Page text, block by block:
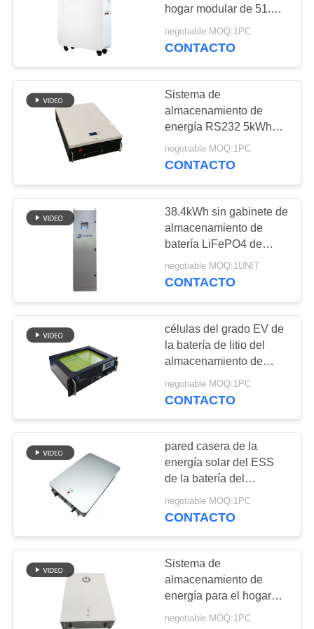
DEL
SITIO
PRIVACY
POLICY
32650 baterías
26650 baterías
13
Batería del
reemplazo de SLA
batería de litio solar
de la luz de calle
hogar modular de 51.2V
400Ah 20kWh con
diseño del soporte de la
negotiable MOQ:1PC
CONTACTO
Sistema de
almacenamiento de
energía RS232 5kWh
7kWh LiFePO4 con
inversor fuera de la red
negotiable MOQ:1PC
CONTACTO
38.4kWh sin gabinete de
almacenamiento de
batería LiFePO4 de
cobalto con inversor de
8kW todo en uno
negotiable MOQ:1UNIT
CONTACTO
células del grado EV de
la batería de litio del
almacenamiento de
energía LiFePO4 del
soporte de estante de
negotiable MOQ:1PC
CONTACTO
pared casera de la
energía solar del ESS
de la batería del
almacenamiento de
energía de 48V 400V
negotiable MOQ:1PC
CONTACTO
Sistema de
almacenamiento de
energía para el hogar
MSDS 400V 25Ah
negotiable MOQ:1PC